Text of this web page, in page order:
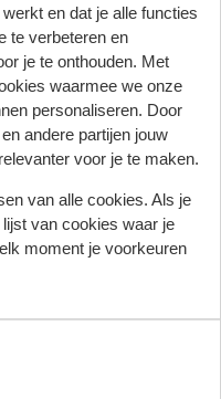
en dat je alle functies
te verbeteren en
je te onthouden. Met
waarmee we onze
personaliseren. Door
andere partijen jouw
voor je te maken.
van alle cookies. Als je
van cookies waar je
moment je voorkeuren
2 jan. 2024
10
10